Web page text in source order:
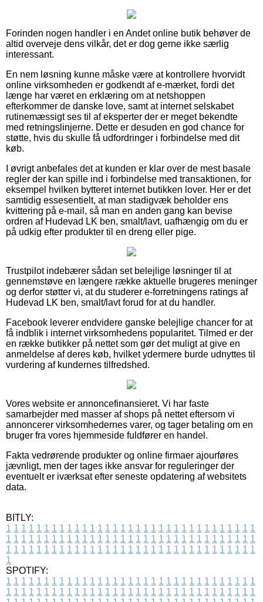
Forinden nogen handler i en Andet online butik behøver de
altid overveje dens vilkår, det er dog gerne ikke særlig
interessant.
En nem løsning kunne måske være at kontrollere hvorvidt
online virksomheden er godkendt af e-mærket, fordi det
længe har været en erklæring om at netshoppen
efterkommer de danske love, samt at internet selskabet
rutinemæssigt ses til af eksperter der er meget bekendte
med retningslinjerne. Dette er desuden en god chance for
støtte, hvis du skulle få udfordringer i forbindelse med dit
køb.
I øvrigt anbefales det at kunden er klar over de mest basale
regler der kan spille ind i forbindelse med transaktionen, for
eksempel hvilken bytteret internet butikken lover. Her er det
samtidig essesentielt, at man stadigvæk beholder ens
kvittering på e-mail, så man en anden gang kan bevise
ordren af Hudevad LK ben, smalt/lavt, uafhængig om du er
på udkig efter produkter til en dreng eller pige.
Trustpilot indebærer sådan set belejlige løsninger til at
gennemstøve en længere række aktuelle brugeres meninger
og derfor støtter vi, at du studerer e-forretningens ratings af
Hudevad LK ben, smalt/lavt forud for at du handler.
Facebook leverer endvidere ganske belejlige chancer for at
få indblik i internet virksomhedens popularitet. Tilmed er der
en række butikker på nettet som gør det muligt at give en
anmeldelse af deres køb, hvilket ydermere burde udnyttes til
vurdering af kundernes tilfredshed.
Vores website er annoncefinansieret. Vi har faste
samarbejder med masser af shops på nettet eftersom vi
annoncerer virksomhedernes varer, og tager betaling om en
bruger fra vores hjemmeside fuldfører en handel.
Fakta vedrørende produkter og online firmaer ajourføres
jævnligt, men der tages ikke ansvar for reguleringer der
eventuelt er iværksat efter seneste opdatering af websitets
data.
BITLY:
1 1 1 1 1 1 1 1 1 1 1 1 1 1 1 1 1 1 1 1 1 1 1 1 1 1 1 1 1 1 1 1 1
1 1 1 1 1 1 1 1 1 1 1 1 1 1 1 1 1 1 1 1 1 1 1 1 1 1 1 1 1 1 1 1 1
1 1 1 1 1 1 1 1 1 1 1 1 1 1 1 1 1 1 1 1 1 1 1 1 1 1 1 1 1 1 1 1 1
1
SPOTIFY:
1 1 1 1 1 1 1 1 1 1 1 1 1 1 1 1 1 1 1 1 1 1 1 1 1 1 1 1 1 1 1 1 1
1 1 1 1 1 1 1 1 1 1 1 1 1 1 1 1 1 1 1 1 1 1 1 1 1 1 1 1 1 1 1 1 1